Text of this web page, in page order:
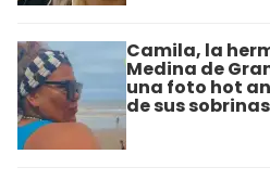
Camila, la
Medina de
una foto hot
de sus sobrinas